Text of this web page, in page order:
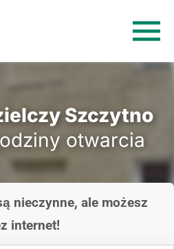
Szczytno
otwarcia
nieczynne, ale możesz
internet!